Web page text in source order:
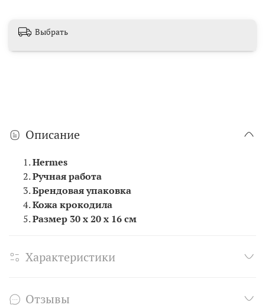
Выбрать
Описание
Hermes
Ручная работа
Брендовая упаковка
Кожа крокодила
Размер 30 х 20 х 16 см
Характеристики
Отзывы